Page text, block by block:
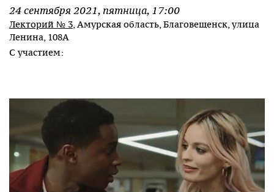
24сентября 2021,пятница, 17:00
Лекторий № 3, Амурская область, Благовещенск, улица
Ленина, 108А
С участием: